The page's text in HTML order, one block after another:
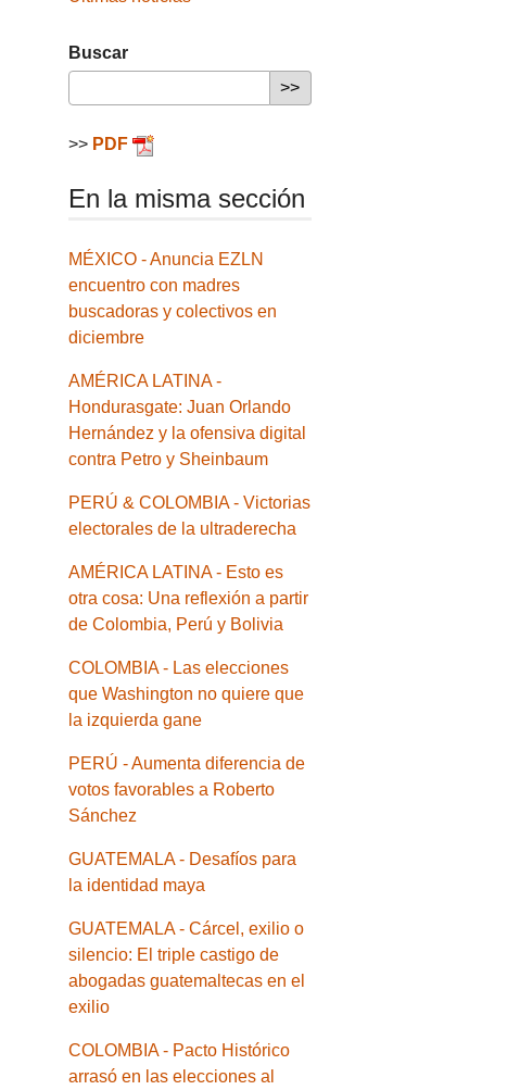
Buscar
>> PDF
En la misma sección
MÉXICO - Anuncia EZLN
encuentro con madres
buscadoras y colectivos en
diciembre
AMÉRICA LATINA -
Hondurasgate: Juan Orlando
Hernández y la ofensiva digital
contra Petro y Sheinbaum
PERÚ & COLOMBIA - Victorias
electorales de la ultraderecha
AMÉRICA LATINA - Esto es
otra cosa: Una reflexión a partir
de Colombia, Perú y Bolivia
COLOMBIA - Las elecciones
que Washington no quiere que
la izquierda gane
PERÚ - Aumenta diferencia de
votos favorables a Roberto
Sánchez
GUATEMALA - Desafíos para
la identidad maya
GUATEMALA - Cárcel, exilio o
silencio: El triple castigo de
abogadas guatemaltecas en el
exilio
COLOMBIA - Pacto Histórico
arrasó en las elecciones al